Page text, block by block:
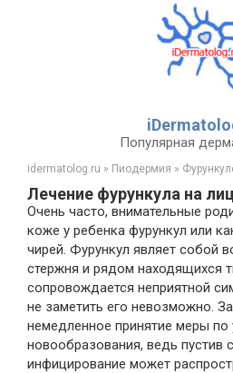
Популярная
idermatolog.ru » Пиодермия »
Лечение фурункула на
Очень часто, внимательные
коже у ребенка фурункул или
чирей. Фурункул являет собой
стержня и рядом находящихся
сопровождается неприятной
не заметить его невозможно.
немедленное принятие меры по
новообразования, ведь пустив
инфицирование может